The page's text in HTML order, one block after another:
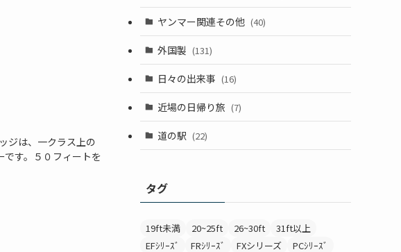
ジは、一クラス上の
す。５０フィートを
ヤンマー関連その他 (40)
外国製 (131)
日々の出来事 (16)
近場の日帰り旅 (7)
道の駅 (22)
タグ
19ft未満 20~25ft 26~30ft
31ft以上
EFｼﾘｰｽﾞ
FRｼﾘｰｽﾞ FXシリーズ
PCｼﾘｰｽﾞ